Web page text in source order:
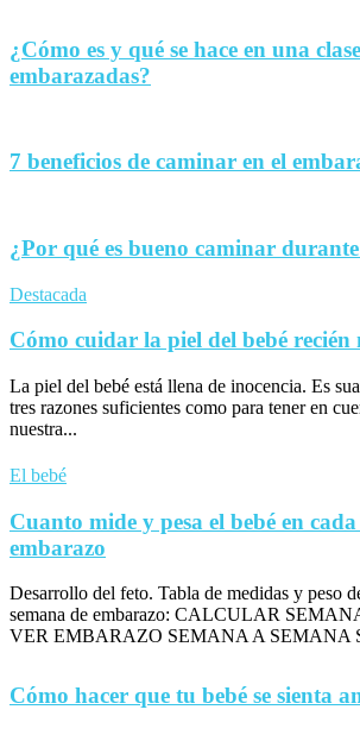
¿Cómo es y qué se hace en una
embarazadas?
7 beneficios de caminar en el
¿Por qué es bueno caminar
Destacada
Cómo cuidar la piel del bebé recién
La piel del bebé está llena de inocencia. Es
tres razones suficientes como para tener en
nuestra...
El bebé
Cuanto mide y pesa el bebé en
embarazo
Desarrollo del feto. Tabla de medidas y peso
semana de embarazo: CALCULAR
VER EMBARAZO SEMANA A SEMANA
Cómo hacer que tu bebé se sienta